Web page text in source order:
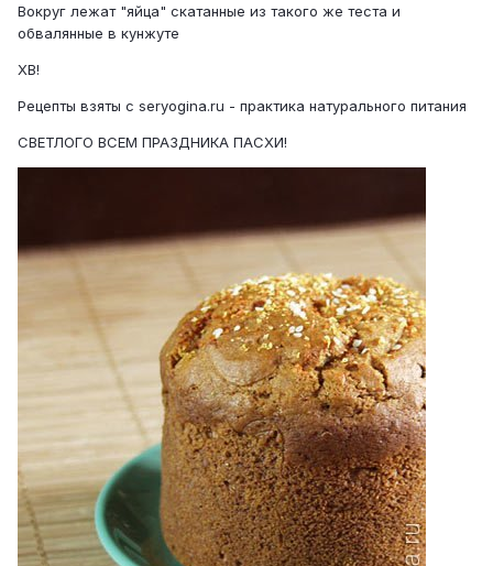
Вокруг лежат "яйца" скатанные из такого же теста и
обвалянные в кунжуте
ХВ!
Рецепты взяты с seryogina.ru - практика натурального питания
СВЕТЛОГО ВСЕМ ПРАЗДНИКА ПАСХИ!